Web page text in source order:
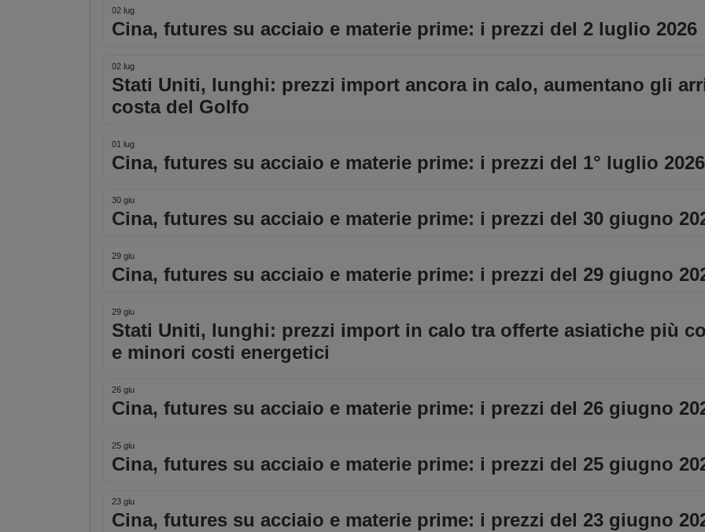
02 lug
Cina, futures su acciaio e materie prime: i prezzi del 2 luglio 2026
02 lug
Stati Uniti, lunghi: prezzi import ancora in calo, aumentano gli
costa del Golfo
01 lug
Cina, futures su acciaio e materie prime: i prezzi del 1° luglio 2026
30 giu
Cina, futures su acciaio e materie prime: i prezzi del 30 giugno
29 giu
Cina, futures su acciaio e materie prime: i prezzi del 29 giugno
29 giu
Stati Uniti, lunghi: prezzi import in calo tra offerte asiatiche più
e minori costi energetici
26 giu
Cina, futures su acciaio e materie prime: i prezzi del 26 giugno
25 giu
Cina, futures su acciaio e materie prime: i prezzi del 25 giugno
23 giu
Cina, futures su acciaio e materie prime: i prezzi del 23 giugno